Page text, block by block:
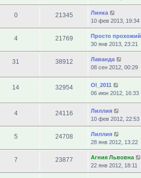
0 21345
Линка
10 фев 2013, 19:34
4 21769
Просто прохожий
30 янв 2013, 23:21
31 38912
Лаванда
08 сен 2012, 00:29
14 32954
Ol_2011
06 июн 2012, 16:33
4 24116
Лиллия
10 фев 2012, 22:53
5 24708
Лиллия
28 янв 2012, 13:22
7 23877
Агния Львовна
22 янв 2012, 18:11